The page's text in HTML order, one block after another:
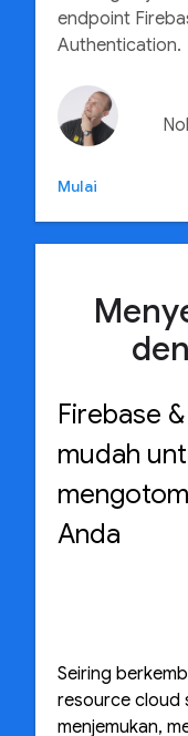
endpoint
Authentication.
Mulai
Firebase
mudah
Anda
Seiring
resource cloud
menjemukan,